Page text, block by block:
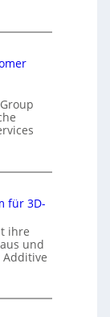
für 3D-
ihre
und
Additive